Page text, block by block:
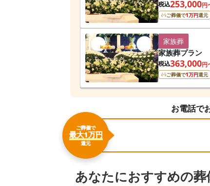
税込253,000円
ご葬儀で1万円還元
家族葬
家族葬プラン
税込363,000円
ご葬儀で1万円還元
お電話で
ご葬儀で
最大1万円
還元
あなたにおすすめの葬